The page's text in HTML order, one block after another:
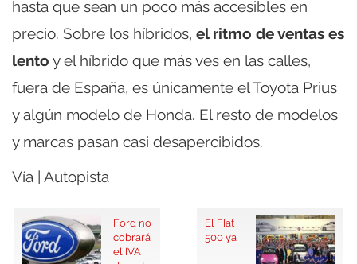
hasta que sean un poco más accesibles en
precio. Sobre los híbridos, el ritmo de ventas es
lento y el híbrido que más ves en las calles,
fuera de España, es únicamente el Toyota Prius
y algún modelo de Honda. El resto de modelos
y marcas pasan casi desapercibidos.
Vía | Autopista
Ford no
cobrará
el IVA
El FIat
500 ya